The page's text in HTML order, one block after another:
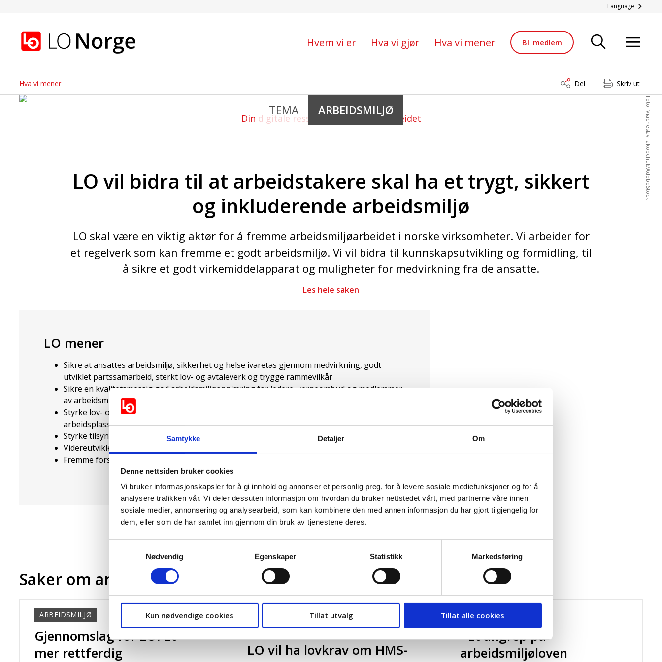
Samtykke Detaljer Om
Denne nettsiden bruker cookies
Vi bruker informasjonskapsler for å gi innhold og annonser et personlig preg, for å levere sosiale mediefunksjoner og for å
analysere trafikken vår. Vi deler dessuten informasjon om hvordan du bruker nettstedet vårt, med partnerne våre innen
sosiale medier, annonsering og analysearbeid, som kan kombinere den med annen informasjon du har gjort tilgjengelig for
dem, eller som de har samlet inn gjennom din bruk av tjenestene deres.
Nødvendig
Egenskaper Statistikk Markedsføring
Kun nødvendige cookies Tillat utvalg Tillat alle cookies
Language
Hvem vi er Hva vi gjør Hva vi mener Bli medlem
Hva vi mener Del Skriv ut
TEMA ARBEIDSMILJØ Foto: Viacheslav Iakobchuk/AdobeStock
Din digitale ressurs i arbeidsmiljøarbeidet
LO vil bidra til at arbeidstakere skal ha et trygt, sikkert
og inkluderende arbeidsmiljø
LO skal være en viktig aktør for å fremme arbeidsmiljøarbeidet i norske virksomheter. Vi arbeider for
et regelverk som kan fremme et godt arbeidsmiljø. Vi vil bidra til kunnskapsutvikling og formidling, til
å sikre et godt virkemiddelapparat og muligheter for medvirkning fra de ansatte.
Les hele saken
LO mener
Sikre at ansattes arbeidsmiljø, sikkerhet og helse ivaretas gjennom medvirkning, godt
utviklet partssamarbeid, sterkt lov- og avtaleverk og trygge rammevilkår
Sikre en kvalitetsmessig god arbeidsmiljøopplæring for ledere, verneombud og medlemmer
av arbeidsmiljøutvalg
Styrke lov- og avtaleverk for å sikre den enkelte arbeidstakers personlige integritet på
arbeidsplassen, blant annet med hensyn til kontroll og overvåking
Styrke tilsynsmyndighetenes ressurser og sanksjonsmuligheter og avtaleverk
Videreutvikle IA-avtalen i samarbeid med myndighetene og arbeidslivets øvrige parter
Fremme forskning på områder der det er behov for mer kunnskap og tiltak
Saker om arbeidsmiljø
Gjennomslag for LO: Et
mer rettferdig
ARBEIDSMILJØ
LO vil ha lovkrav om HMS-
ARBEIDSMILJØ
- Et angrep på
arbeidsmiljøloven
ARBEIDSMILJØ